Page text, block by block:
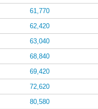
61,770
62,420
63,040
68,840
69,420
72,620
80,580